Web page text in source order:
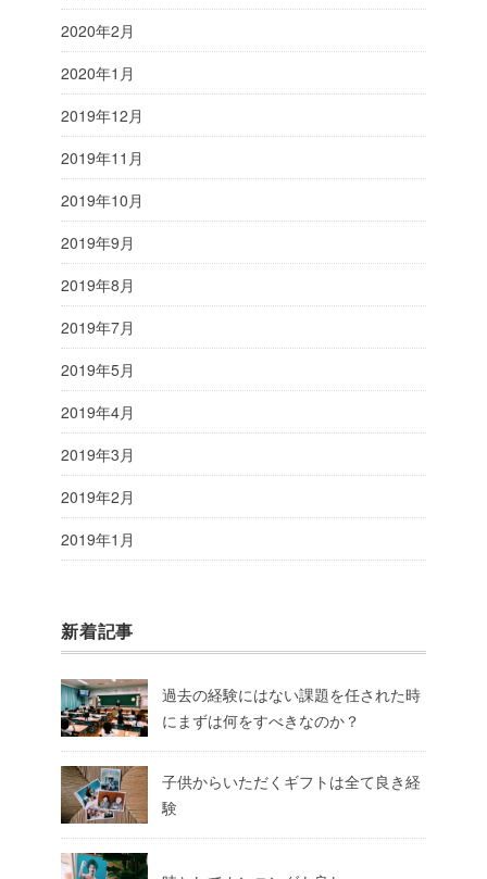
2020年2月
2020年1月
2019年12月
2019年11月
2019年10月
2019年9月
2019年8月
2019年7月
2019年5月
2019年4月
2019年3月
2019年2月
2019年1月
新着記事
過去の経験にはない課題を任された時
にまずは何をすべきなのか？
子供からいただくギフトは全て良き経
験